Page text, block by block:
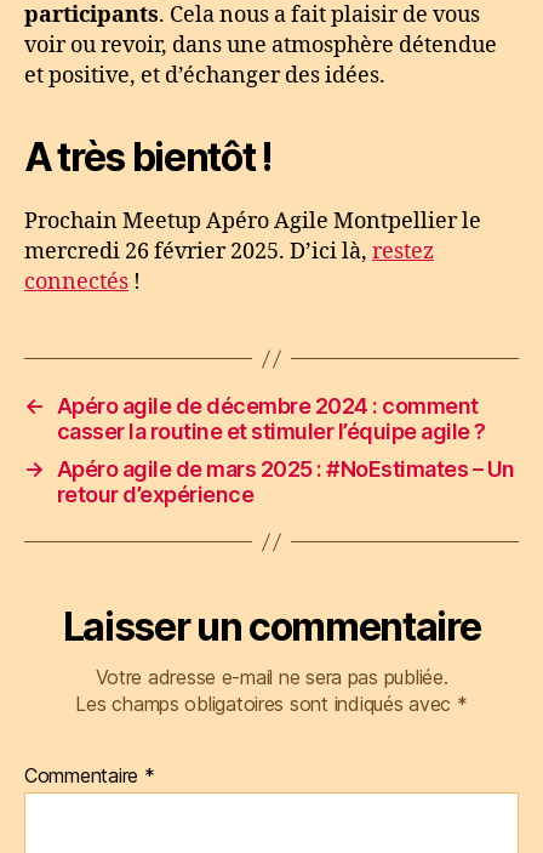
participants. Cela nous a fait plaisir de vous
voir ou revoir, dans une atmosphère détendue
et positive, et d’échanger des idées.
A très bientôt !
Prochain Meetup Apéro Agile Montpellier le
mercredi 26 février 2025. D’ici là, restez
connectés !
← Apéro agile de décembre 2024 : comment
casser la routine et stimuler l’équipe agile ?
→ Apéro agile de mars 2025 : #NoEstimates – Un
retour d’expérience
Laisser un commentaire
Votre adresse e-mail ne sera pas publiée.
Les champs obligatoires sont indiqués avec *
Commentaire *